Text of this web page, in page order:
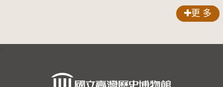
的依戀—
勒大地之
更 多